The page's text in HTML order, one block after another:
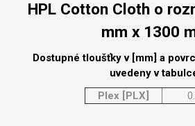
HPL Cotton Cloth o
mm x 1300
Dostupné tloušťky v [mm] a
uvedeny v
Plex [PLX]